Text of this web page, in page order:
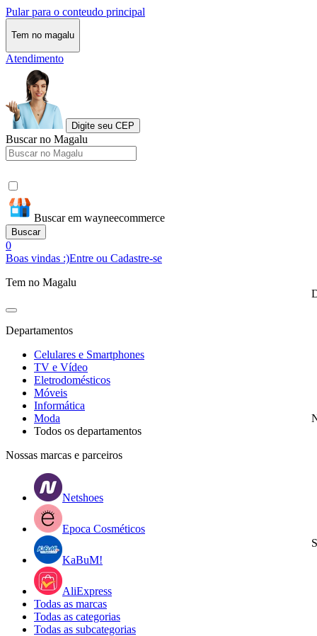
Pular para o conteudo principal
Tem no magalu
Atendimento
Digite seu CEP
Buscar no Magalu
Buscar em wayneecommerce
Buscar
0
Boas vindas :)Entre ou Cadastre-se
Tem no Magalu
Departamentos
Celulares e Smartphones
TV e Vídeo
Eletrodomésticos
Móveis
Informática
Moda
Todos os departamentos
Nossas marcas e parceiros
Netshoes
Epoca Cosméticos
KaBuM!
AliExpress
Todas as marcas
Todas as categorias
Todas as subcategorias